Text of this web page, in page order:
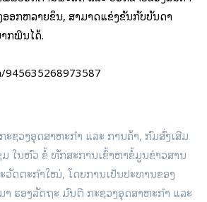
ອກຫລາຍຂຶ້ນ, ສາມາດແຂ່ງຂັນກັບບັນດາ
ກພື້ນໄດ້.
ຊວງອຸດສາຫະກໍາ ແລະ ການຄ້າ, ກົມສົ່ງເສີມ
ໃນຫົວ ຂໍ້ ທັກສະການເຂົ້າຫາຂໍ້ມູນຂ່າວສານ
ວັດຕະກຳໃໝ່, ໂດຍການເປັນປະທານຂອງ
ຮອງລັດຖະ ມົນຕີ ກະຊວງອຸດສາຫະກຳ ແລະ